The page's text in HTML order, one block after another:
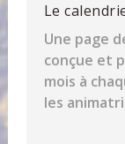
Le
Une page
conçue et
mois à
les